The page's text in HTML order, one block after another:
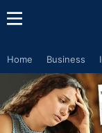
Home Business